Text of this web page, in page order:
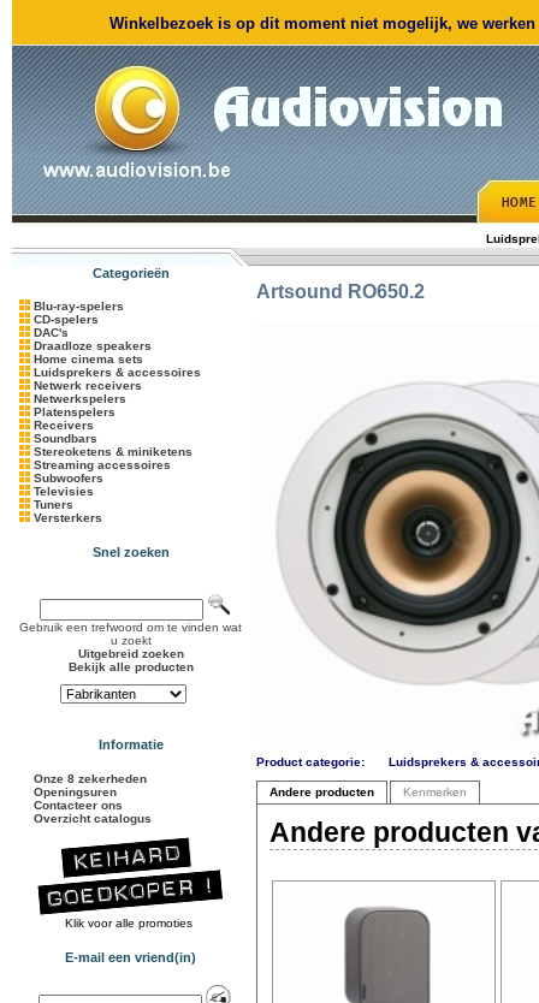
Winkelbezoek is op dit moment niet mogelijk, we
Categorieën
Blu-ray-spelers
CD-spelers
DAC's
Draadloze speakers
Home cinema sets
Luidsprekers & accessoires
Netwerk receivers
Netwerkspelers
Platenspelers
Receivers
Soundbars
Stereoketens & miniketens
Streaming accessoires
Subwoofers
Televisies
Tuners
Versterkers
Snel zoeken
Gebruik een trefwoord om te vinden wat
u zoekt
Uitgebreid zoeken
Bekijk alle producten
Informatie
Onze 8 zekerheden
Openingsuren
Contacteer ons
Overzicht catalogus
Klik voor alle promoties
E-mail een vriend(in)
Artsound RO650.2
Product categorie: Luidsprekers &
Andere producten Kenmerken
Andere producten